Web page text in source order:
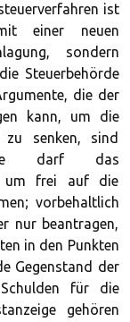
ist
einer neuen
sondern
Steuerbehörde
die der
kann, um die
zu senken, sind
darf das
um frei auf die
vorbehaltlich
nur beantragen,
in den Punkten
Gegenstand der
für die
gehören